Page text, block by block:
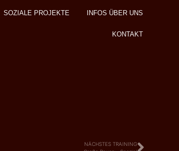
SOZIALE PROJEKTE INFOS ÜBER UNS
KONTAKT
NÄCHSTES TRAINING